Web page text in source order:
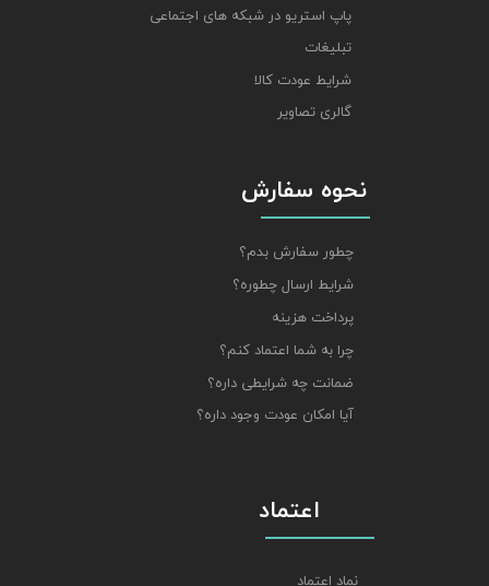
نحوه سفارش
چطور سفارش بدم؟
شرایط ارسال چطوره؟
پرداخت هزینه
چرا به شما اعتماد کنم؟
ضمانت چه شرایطی داره؟
آیا امکان عودت وجود داره؟
اعتماد
نماد اعتماد
پاپ استریو در شبکه های اجتماعی
تبلیغات
شرایط عودت کالا
گالری تصاویر